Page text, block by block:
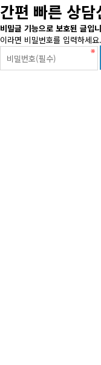
간편 빠른 상담
비밀글 기능으로 보호된 글입
이라면 비밀번호를 입력하세요.